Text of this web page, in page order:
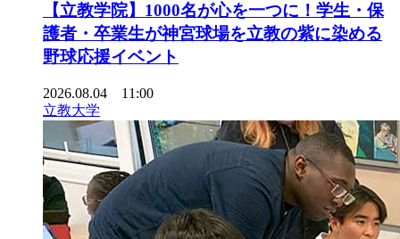
【立教学院】1000名が心を一つに！学生・保
護者・卒業生が神宮球場を立教の紫に染める
野球応援イベント
2026.08.04 11:00
立教大学